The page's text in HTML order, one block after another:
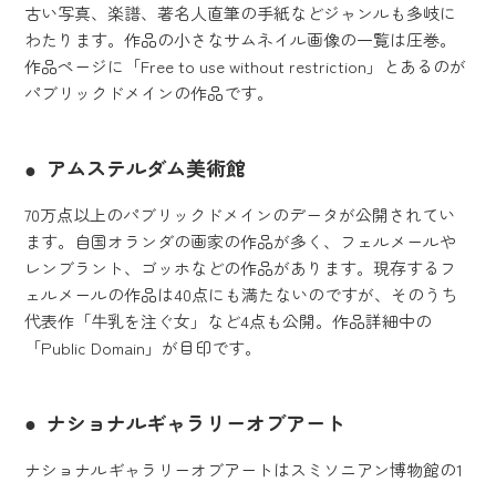
古い写真、楽譜、著名人直筆の手紙などジャンルも多岐に
わたります。作品の小さなサムネイル画像の一覧は圧巻。
作品ページに「Free to use without restriction」とあるのが
パブリックドメインの作品です。
アムステルダム美術館
70万点以上のパブリックドメインのデータが公開されてい
ます。自国オランダの画家の作品が多く、フェルメールや
レンブラント、ゴッホなどの作品があります。現存するフ
ェルメールの作品は40点にも満たないのですが、そのうち
代表作「牛乳を注ぐ女」など4点も公開。作品詳細中の
「Public Domain」が目印です。
ナショナルギャラリーオブアート
ナショナルギャラリーオブアートはスミソニアン博物館の1